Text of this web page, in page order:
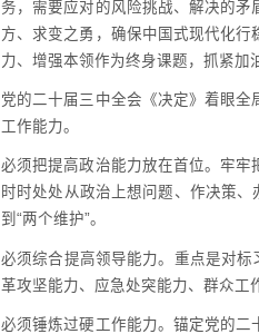
务，需要应对的风险挑战、解决的
方、求变之勇，确保中国式现代化
力、增强本领作为终身课题，抓紧加
党的二十届三中全会《决定》着眼
工作能力。
必须把提高政治能力放在首位。牢牢
时时处处从政治上想问题、作决策
到“两个维护”。
必须综合提高领导能力。重点是对
革攻坚能力、应急处突能力、群众工
必须锤炼过硬工作能力。锚定党的